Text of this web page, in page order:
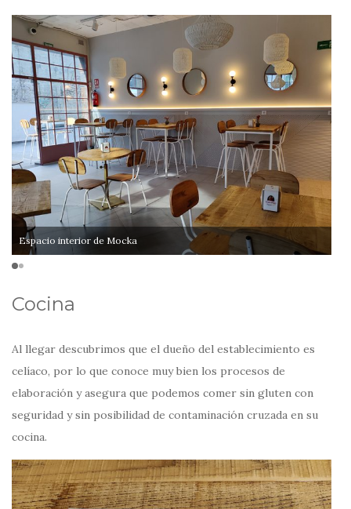
Espacio interior de Mocka
Cocina
Al llegar descubrimos que el dueño del establecimiento es
celíaco, por lo que conoce muy bien los procesos de
elaboración y asegura que podemos comer sin gluten con
seguridad y sin posibilidad de contaminación cruzada en su
cocina.